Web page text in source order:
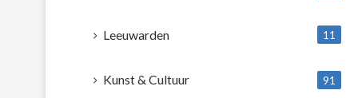
Leeuwarden
11
Kunst & Cultuur 91